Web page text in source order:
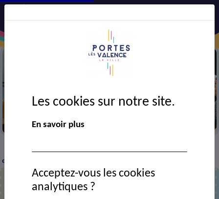
canicule et nous
Les cookies sur notre site.
En savoir plus
Acceptez-vous les cookies
analytiques ?